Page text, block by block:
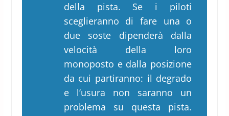
della pista. Se i piloti
sceglieranno di fare una o
due soste dipenderà dalla
velocità della loro
monoposto e dalla posizione
da cui partiranno: il degrado
e l’usura non saranno un
problema su questa pista.